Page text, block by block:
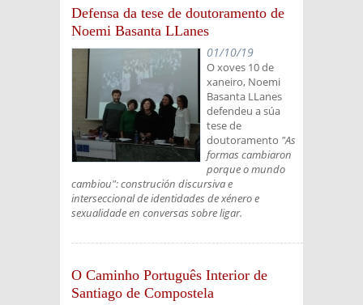
Defensa da tese de doutoramento de
Noemi Basanta LLanes
01/10/19
O xoves 10 de
xaneiro, Noemi
Basanta LLanes
defendeu a súa
tese de
doutoramento "As
formas cambiaron
porque o mundo
cambiou": construción discursiva e
interseccional de identidades de xénero e
sexualidade en conversas sobre ligar.
O Caminho Português Interior de
Santiago de Compostela